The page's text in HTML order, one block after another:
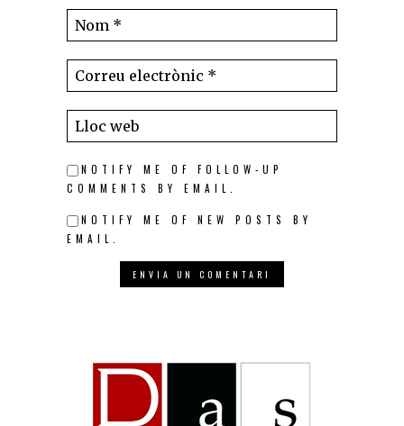
NOTIFY ME OF FOLLOW-UP
COMMENTS BY EMAIL.
NOTIFY ME OF NEW POSTS BY
EMAIL.